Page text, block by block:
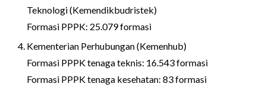
Teknologi (Kemendikbudristek)
Formasi PPPK: 25.079 formasi
Kementerian Perhubungan (Kemenhub)
Formasi PPPK tenaga teknis: 16.543 formasi
Formasi PPPK tenaga kesehatan: 83 formasi